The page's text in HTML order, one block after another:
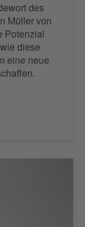
des
Müller von
Potenzial
diese
eine neue